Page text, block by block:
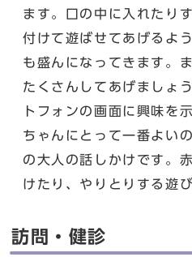
ます。口の中に入れたり
付けて遊ばせてあげるよ
も盛んになってきます。
たくさんしてあげましょ
トフォンの画面に興味を
ちゃんにとって一番よい
の大人の話しかけです。
けたり、やりとりする遊
訪問・健診